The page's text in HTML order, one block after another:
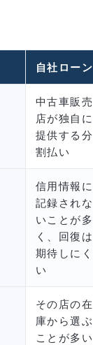
自社ローン
中古車販売
店が独自に
提供する分
割払い
信用情報に
記録されな
いことが多
く、回復は
期待しにく
い
その店の在
庫から選ぶ
ことが多い